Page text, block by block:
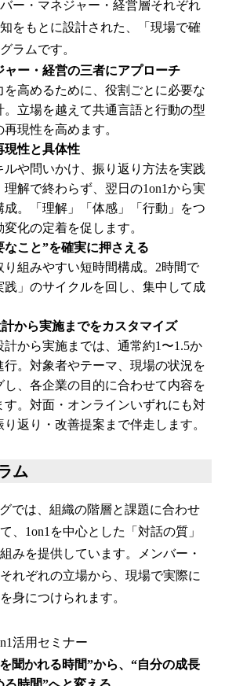
ー・マネジャー・経営層それぞれ
をもとに設計された、「現場で確
ラムです。
ャー・経営の三者にアプローチ
を高めるために、役割ごとに必要な
。立場を越えて共通言語と行動の型
現性を高めます。
現性と具体性
ルや問いかけ、振り返り方法を実践
解で終わらず、翌日の1on1から実
成。「理解」「体感」「行動」をつ
化の定着を促します。
なこと”を確実に押さえる
り組みやすい短時間構成。2時間で
」のサイクルを回し、集中して成
から実施までをカスタマイズ
計から実施までは、通常約1〜1.5か
行。対象者やテーマ、現場の状況を
し、各企業の目的に合わせて内容を
す。対面・オンラインいずれにも対
返り・改善提案まで伴走します。
ム
では、組織の階層と課題に合わせ
、1on1を中心とした「対話の質」
みを提供しています。メンバー・
れぞれの立場から、現場で実際に
身につけられます。
活用セミナー
聞かれる時間”から、“自分の成長